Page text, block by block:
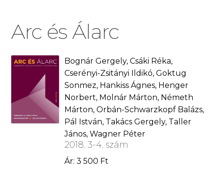
Arc és Álarc
Bognár Gergely, Csáki Réka,
Cserényi-Zsitányi Ildikó, Goktug
Sonmez, Hankiss Ágnes, Henger
Norbert, Molnár Márton, Németh
Márton, Orbán-Schwarzkopf Balázs,
Pál István, Takács Gergely, Taller
János, Wagner Péter
2018. 3-4. szám
Ár: 3 500 Ft